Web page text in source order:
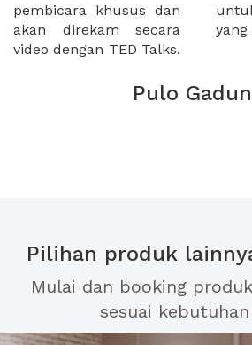
pembicara khusus dan
akan direkam secara
video dengan TED Talks.
untuk para peserta
yang
Pulo
Pilihan produk
Mulai dan booking
sesuai